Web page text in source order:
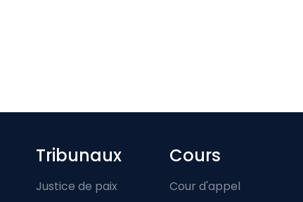
Footer-menu
Tribunaux
Justice de paix
Cours
Cour d'appel